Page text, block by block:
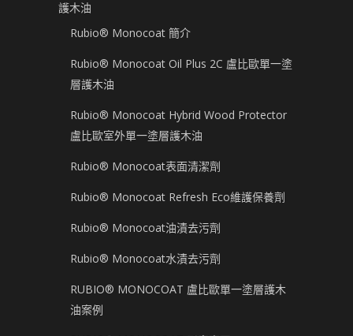
護木油
Rubio® Monocoat 簡介
Rubio® Monocoat Oil Plus 2C 盧比歐單一塗
層護木油
Rubio® Monocoat Hybrid Wood Protector
盧比歐室外單一塗層護木油
Rubio® Monocoat表面清潔劑
Rubio® Monocoat Refresh Eco維護保養劑
Rubio® Monocoat油漬去污劑
Rubio® Monocoat水漬去污劑
RUBIO® MONOCOAT 盧比歐單一塗層護木
油案例